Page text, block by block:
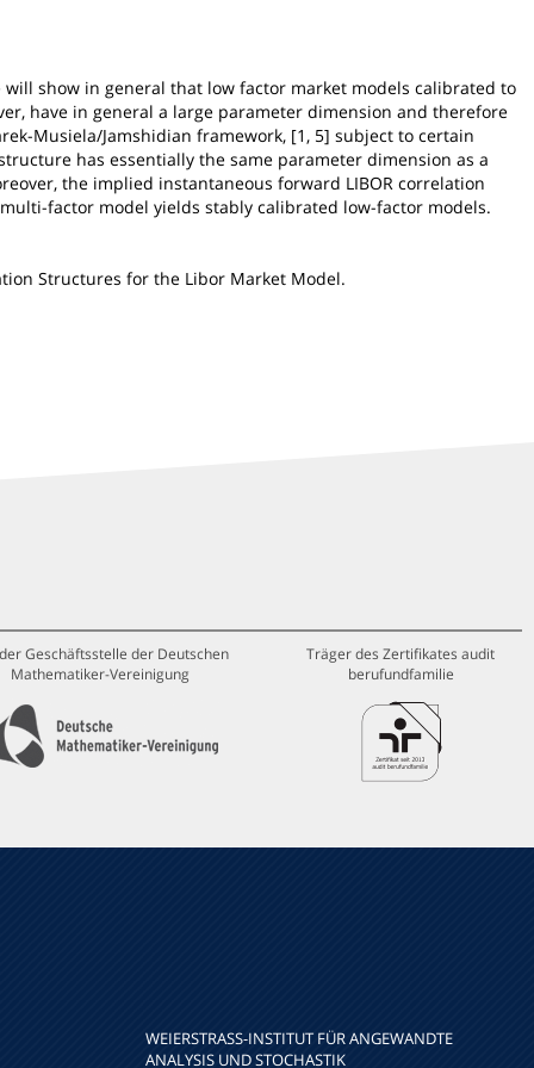
show in general that low factor market models calibrated to
have in general a large parameter dimension and therefore
Musiela/Jamshidian framework, [1, 5] subject to certain
has essentially the same parameter dimension as a
the implied instantaneous forward LIBOR correlation
factor model yields stably calibrated low-factor models.
Structures for the Libor Market Model.
Geschäftsstelle der Deutschen
Mathematiker-Vereinigung
Träger des Zertifikates audit
berufundfamilie
WEIERSTRASS-INSTITUT FÜR ANGEWANDTE A
NALYSIS UND STOCHASTIK